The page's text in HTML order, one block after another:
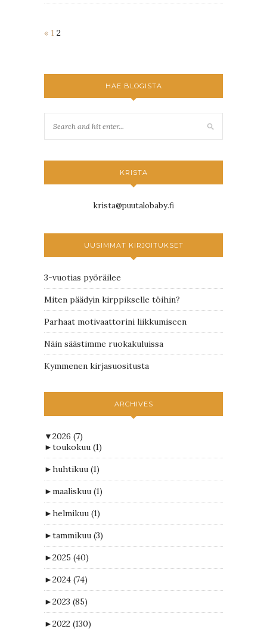
« 1 2
HAE BLOGISTA
KRISTA
krista@puutalobaby.fi
UUSIMMAT KIRJOITUKSET
3-vuotias pyöräilee
Miten päädyin kirppikselle töihin?
Parhaat motivaattorini liikkumiseen
Näin säästimme ruokakuluissa
Kymmenen kirjasuositusta
ARCHIVES
▼2026 (7)
►toukokuu (1)
►huhtikuu (1)
►maaliskuu (1)
►helmikuu (1)
►tammikuu (3)
►2025 (40)
►2024 (74)
►2023 (85)
►2022 (130)